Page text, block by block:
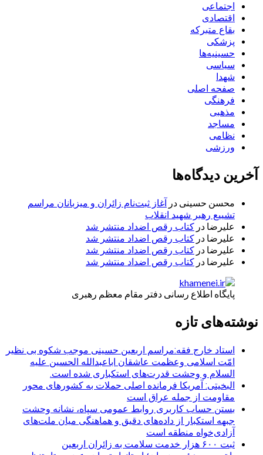
اجتماعی
اقتصادی
بقاع متبرکه
پزشکی
حسینیه‌ها
سیاسی
شهدا
صفحه اصلی
فرهنگی
مذهبی
مساجد
نظامی
ورزشی
آخرین دیدگاه‌ها
محسن حسینی در آغاز ثبت‌نام زائران و میزبانان مراسم
تشییع رهبر شهید انقلاب
علیرضا در کتاب رقص اضداد منتشر شد
علیرضا در کتاب رقص اضداد منتشر شد
علیرضا در کتاب رقص اضداد منتشر شد
علیرضا در کتاب رقص اضداد منتشر شد
پایگاه اطلاع رسانی دفتر مقام معظم رهبری
نوشته‌های تازه
استاد خارج فقه:مراسم اربعین حسینی موجب شکوه بی نظیر
امّت اسلامی وعظمت عاشقان اباعبدالله الحسین علیه
السلام و وحشت قدرت‌های استکباری شده است.
البخیتی: آمریکا فرمانده اصلی حملات به کشورهای محور
مقاومت از جمله عراق است
بستن حساب کاربری روابط عمومی سپاه، نشانه‌ وحشت
جبهه استکبار از داده‌های دقیق و هماهنگی میان ملت‌های
آزادی‌خواه منطقه است
ثبت ۶۰۰ هزار خدمت سلامت به زائران اربعین